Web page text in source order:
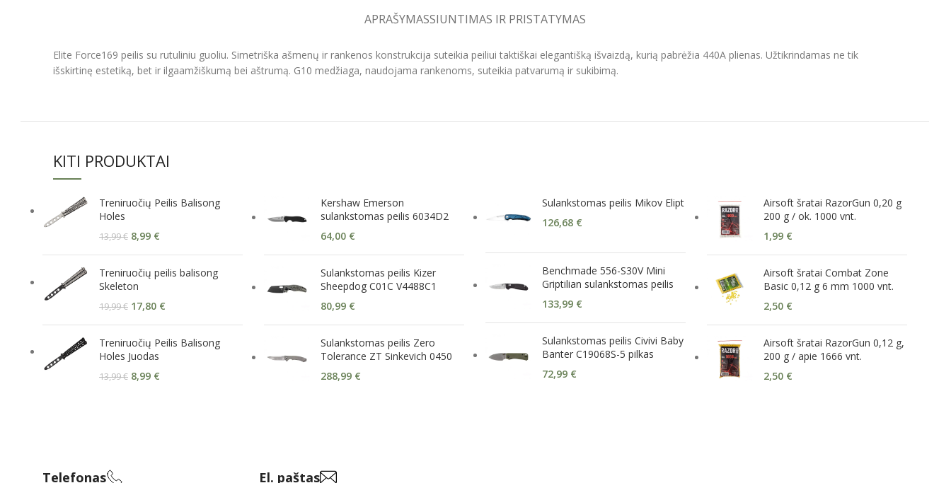
APRAŠYMASSIUNTIMAS IR PRISTATYMAS
Elite Force169 peilis su rutuliniu guoliu. Simetriška ašmenų ir rankenos konstrukcija suteikia peiliui taktiškai elegantišką išvaizdą, kurią pabrėžia 440A plienas. Užtikrindamas ne tik
išskirtinę estetiką, bet ir ilgaamžiškumą bei aštrumą. G10 medžiaga, naudojama rankenoms, suteikia patvarumą ir sukibimą.
KITI PRODUKTAI
Treniruočių Peilis Balisong
Holes
13,99€ 8,99 €
Treniruočių peilis balisong
Skeleton
19,99€ 17,80 €
Treniruočių Peilis Balisong
Holes Juodas
13,99€ 8,99 €
Kershaw Emerson
sulankstomas peilis 6034D2
64,00 €
Sulankstomas peilis Kizer
Sheepdog C01C V4488C1
80,99 €
Sulankstomas peilis Zero
Tolerance ZT Sinkevich 0450
288,99 €
Sulankstomas peilis Mikov Elipt
126,68 €
Benchmade 556-S30V Mini
Griptilian sulankstomas peilis
133,99 €
Sulankstomas peilis Civivi Baby
Banter C19068S-5 pilkas
72,99 €
Airsoft šratai RazorGun 0,20 g
200 g / ok. 1000 vnt.
1,99 €
Airsoft šratai Combat Zone
Basic 0,12 g 6 mm 1000 vnt.
2,50 €
Airsoft šratai RazorGun 0,12 g,
200 g / apie 1666 vnt.
2,50 €
Telefonas El. paštas